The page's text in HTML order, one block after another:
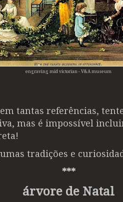
engraving mid victorian - V&A museum
tantas referências,
mas é impossível
tradições e
***
árvore de Natal